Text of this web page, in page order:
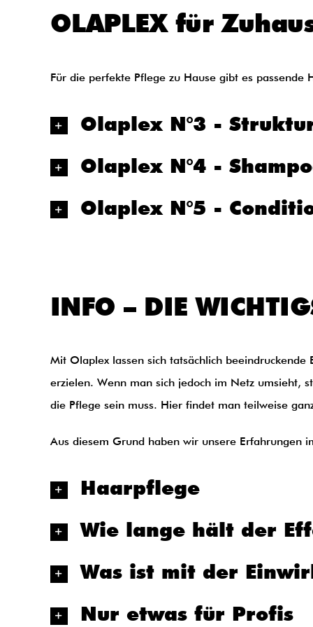
OLAPLEX für
Für die perfekte Pflege zu Hause gibt es
Olaplex N°3 -
Olaplex N°4 -
Olaplex N°5 -
INFO – DIE
Mit Olaplex lassen sich tatsächlich
erzielen. Wenn man sich jedoch im Netz umsieht,
die Pflege sein muss. Hier findet man teilweise
Aus diesem Grund haben wir unsere Erfahrungen
Haarpflege
Wie lange hält der
Was ist mit der
Nur etwas für Profis